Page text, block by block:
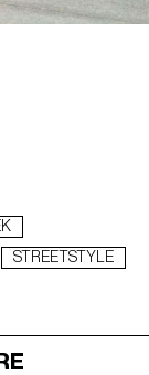
STREETSTYLE